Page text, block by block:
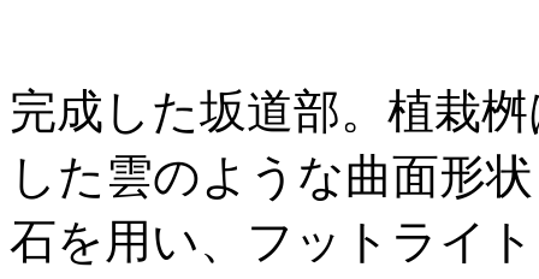
完成した坂道部。植栽
した雲のような曲面形
石を用い、フットライ